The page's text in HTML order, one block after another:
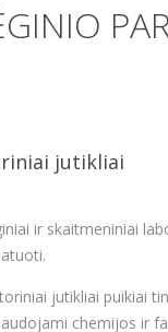
jutikliai
ir skaitmeniniai
jutikliai puikiai
chemijos ir